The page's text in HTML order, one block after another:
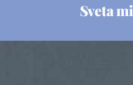
Sveta